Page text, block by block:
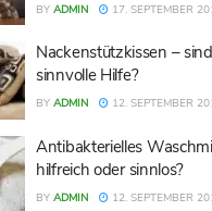
BY ADMIN 17. SEPTEMBER
Nackenstützkissen –
sinnvolle Hilfe?
BY ADMIN 12. SEPTEMBER
Antibakterielles
hilfreich oder sinnlos?
BY ADMIN 12. SEPTEMBER